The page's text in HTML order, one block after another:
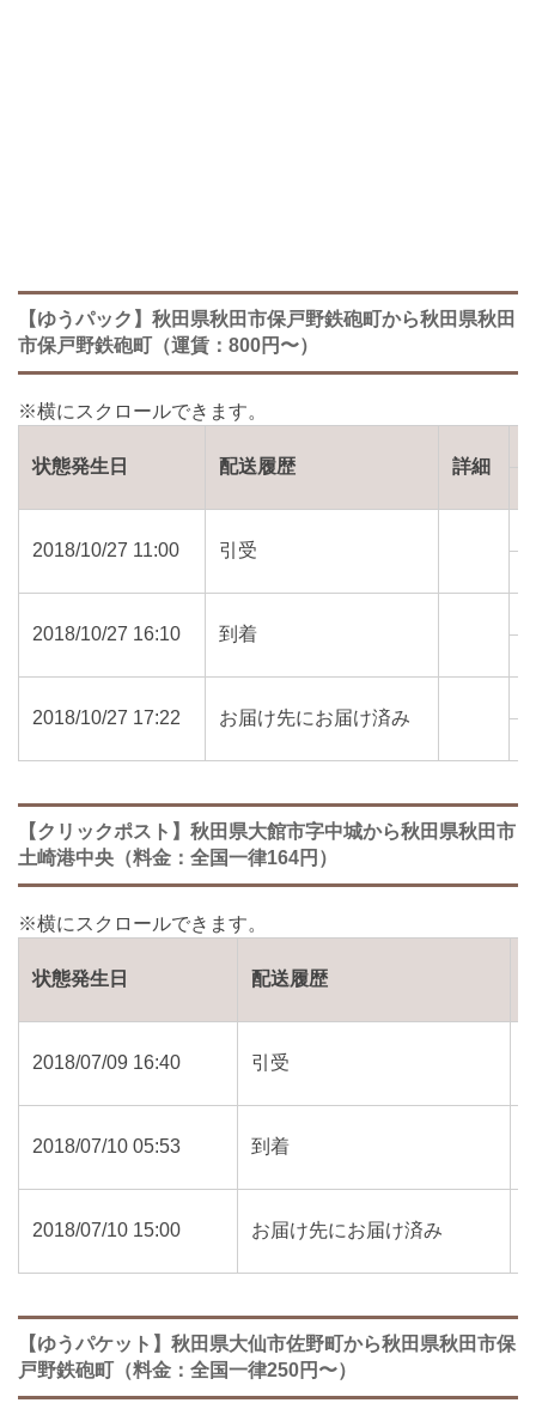
【ゆうパック】秋田県秋田市保戸野鉄砲町から秋田県秋田
市保戸野鉄砲町（運賃：800円〜）
状態発生日 配送履歴 詳細
2018/10/27 11:00 引受
2018/10/27 16:10 到着
2018/10/27 17:22 お届け先にお届け済み
【クリックポスト】秋田県大館市字中城から秋田県秋田市
土崎港中央（料金：全国一律164円）
状態発生日 配送履歴
2018/07/09 16:40 引受
2018/07/10 05:53 到着
2018/07/10 15:00 お届け先にお届け済み
【ゆうパケット】秋田県大仙市佐野町から秋田県秋田市保
戸野鉄砲町（料金：全国一律250円〜）